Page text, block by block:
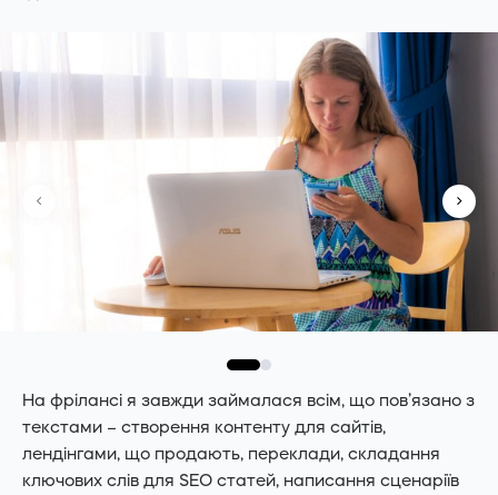
На фрілансі я завжди займалася всім, що пов’язано з
текстами – створення контенту для сайтів,
лендінгами, що продають, переклади, складання
ключових слів для SEO статей, написання сценаріїв